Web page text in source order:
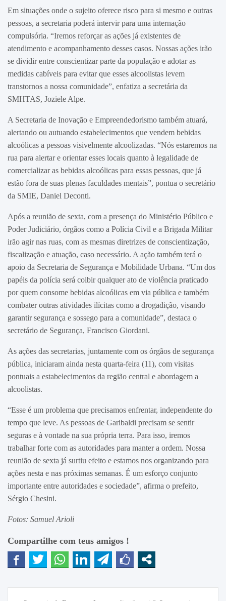
Em situações onde o sujeito oferece risco para si mesmo e outras
pessoas, a secretaria poderá intervir para uma internação
compulsória. “Iremos reforçar as ações já existentes de
atendimento e acompanhamento desses casos. Nossas ações irão
se dividir entre conscientizar parte da população e adotar as
medidas cabíveis para evitar que esses alcoolistas levem
transtornos a nossa comunidade”, enfatiza a secretária da
SMHTAS, Joziele Alpe.
A Secretaria de Inovação e Empreendedorismo também atuará,
alertando ou autuando estabelecimentos que vendem bebidas
alcoólicas a pessoas visivelmente alcoolizadas. “Nós estaremos na
rua para alertar e orientar esses locais quanto à legalidade de
comercializar as bebidas alcoólicas para essas pessoas, que já
estão fora de suas plenas faculdades mentais”, pontua o secretário
da SMIE, Daniel Deconti.
Após a reunião de sexta, com a presença do Ministério Público e
Poder Judiciário, órgãos como a Polícia Civil e a Brigada Militar
irão agir nas ruas, com as mesmas diretrizes de conscientização,
fiscalização e atuação, caso necessário. A ação também terá o
apoio da Secretaria de Segurança e Mobilidade Urbana. “Um dos
papéis da polícia será coibir qualquer ato de violência praticado
por quem consome bebidas alcoólicas em via pública e também
combater outras atividades ilícitas como a drogadição, visando
garantir segurança e sossego para a comunidade”, destaca o
secretário de Segurança, Francisco Giordani.
As ações das secretarias, juntamente com os órgãos de segurança
pública, iniciaram ainda nesta quarta-feira (11), com visitas
pontuais a estabelecimentos da região central e abordagem a
alcoolistas.
“Esse é um problema que precisamos enfrentar, independente do
tempo que leve. As pessoas de Garibaldi precisam se sentir
seguras e à vontade na sua própria terra. Para isso, iremos
trabalhar forte com as autoridades para manter a ordem. Nossa
reunião de sexta já surtiu efeito e estamos nos organizando para
ações nesta e nas próximas semanas. É um esforço conjunto
importante entre autoridades e sociedade”, afirma o prefeito,
Sérgio Chesini.
Fotos: Samuel Arioli
Compartilhe com teus amigos !